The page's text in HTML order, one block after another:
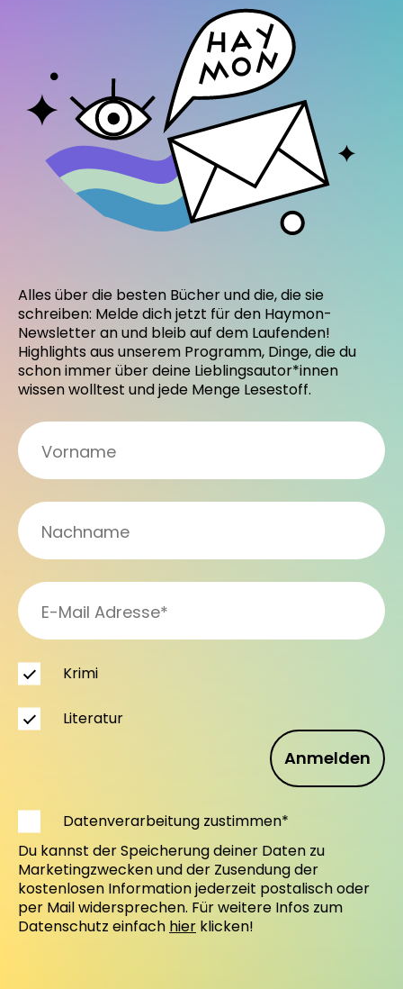
Alles über die besten Bücher und die, die sie
schreiben: Melde dich jetzt für den Haymon-
Newsletter an und bleib auf dem Laufenden!
Highlights aus unserem Programm, Dinge, die du
schon immer über deine Lieblingsautor*innen
wissen wolltest und jede Menge Lesestoff.
Anmelden
Krimi
Literatur
Datenverarbeitung zustimmen*
Du kannst der Speicherung deiner Daten zu
Marketingzwecken und der Zusendung der
kostenlosen Information jederzeit postalisch oder
per Mail widersprechen. Für weitere Infos zum
Datenschutz einfach hier klicken!